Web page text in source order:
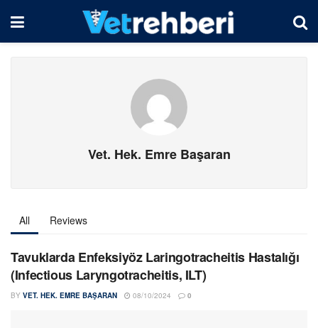
Vet. Hek. Emre Başaran
All Reviews
Tavuklarda Enfeksiyöz Laringotracheitis Hastalığı
(Infectious Laryngotracheitis, ILT)
BY VET. HEK. EMRE BAŞARAN 08/10/2024 0